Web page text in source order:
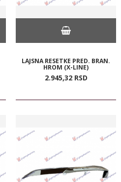
LAJSNA RESETKE PRED. BRAN.
HROM (X-LINE)
2.945,32 RSD